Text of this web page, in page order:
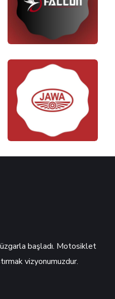
başladı. Motosiklet
vizyonumuzdur.